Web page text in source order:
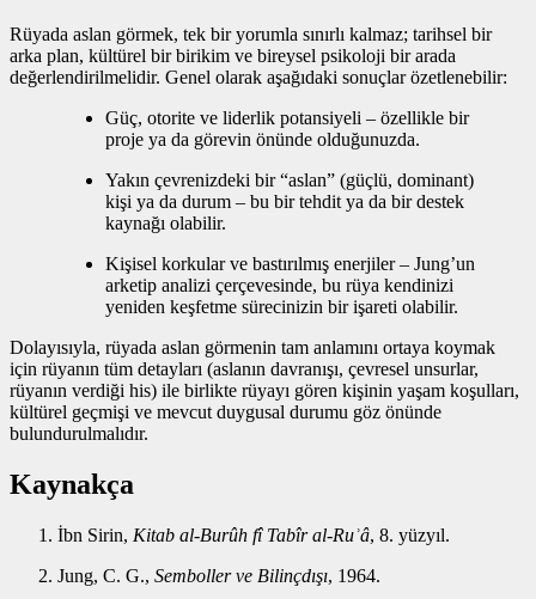
Rüyada aslan görmek, tek bir yorumla sınırlı kalmaz; tarihsel bir
arka plan, kültürel bir birikim ve bireysel psikoloji bir arada
değerlendirilmelidir. Genel olarak aşağıdaki sonuçlar özetlenebilir:
Güç, otorite ve liderlik potansiyeli – özellikle bir
proje ya da görevin önünde olduğunuzda.
Yakın çevrenizdeki bir “aslan” (güçlü, dominant)
kişi ya da durum – bu bir tehdit ya da bir destek
kaynağı olabilir.
Kişisel korkular ve bastırılmış enerjiler – Jung’un
arketip analizi çerçevesinde, bu rüya kendinizi
yeniden keşfetme sürecinizin bir işareti olabilir.
Dolayısıyla, rüyada aslan görmenin tam anlamını ortaya koymak
için rüyanın tüm detayları (aslanın davranışı, çevresel unsurlar,
rüyanın verdiği his) ile birlikte rüyayı gören kişinin yaşam koşulları,
kültürel geçmişi ve mevcut duygusal durumu göz önünde
bulundurulmalıdır.
Kaynakça
İbn Sirin, Kitab al-Burûh fî Tabîr al-Ruʾâ, 8. yüzyıl.
Jung, C. G., Semboller ve Bilinçdışı, 1964.